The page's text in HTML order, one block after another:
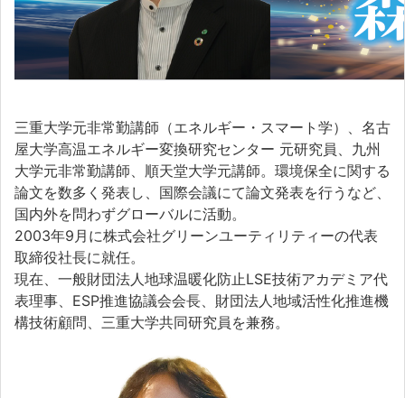
三重大学元非常勤講師（エネルギー・スマート学）、名古
屋大学高温エネルギー変換研究センター 元研究員、九州
大学元非常勤講師、順天堂大学元講師。環境保全に関する
論文を数多く発表し、国際会議にて論文発表を行うなど、
国内外を問わずグローバルに活動。
2003年9月に株式会社グリーンユーティリティーの代表
取締役社長に就任。
現在、一般財団法人地球温暖化防止LSE技術アカデミア代
表理事、ESP推進協議会会長、財団法人地域活性化推進機
構技術顧問、三重大学共同研究員を兼務。